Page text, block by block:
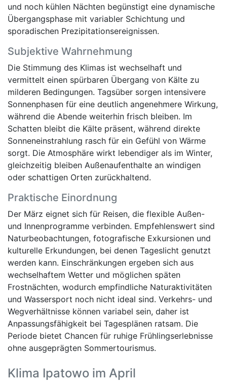
und noch kühlen Nächten begünstigt eine dynamische
Übergangsphase mit variabler Schichtung und
sporadischen Prezipitationsereignissen.
Subjektive Wahrnehmung
Die Stimmung des Klimas ist wechselhaft und
vermittelt einen spürbaren Übergang von Kälte zu
milderen Bedingungen. Tagsüber sorgen intensivere
Sonnenphasen für eine deutlich angenehmere Wirkung,
während die Abende weiterhin frisch bleiben. Im
Schatten bleibt die Kälte präsent, während direkte
Sonneneinstrahlung rasch für ein Gefühl von Wärme
sorgt. Die Atmosphäre wirkt lebendiger als im Winter,
gleichzeitig bleiben Außenaufenthalte an windigen
oder schattigen Orten zurückhaltend.
Praktische Einordnung
Der März eignet sich für Reisen, die flexible Außen-
und Innenprogramme verbinden. Empfehlenswert sind
Naturbeobachtungen, fotografische Exkursionen und
kulturelle Erkundungen, bei denen Tageslicht genutzt
werden kann. Einschränkungen ergeben sich aus
wechselhaftem Wetter und möglichen späten
Frostnächten, wodurch empfindliche Naturaktivitäten
und Wassersport noch nicht ideal sind. Verkehrs- und
Wegverhältnisse können variabel sein, daher ist
Anpassungsfähigkeit bei Tagesplänen ratsam. Die
Periode bietet Chancen für ruhige Frühlingserlebnisse
ohne ausgeprägten Sommertourismus.
Klima Ipatowo im April